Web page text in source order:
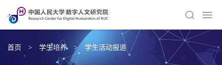
首页 > 学生培养 > 学生活动报道